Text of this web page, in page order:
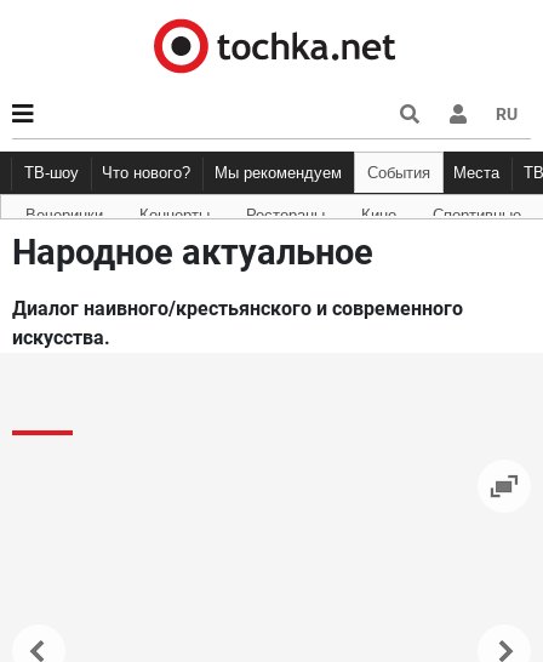
RU
ТВ-шоу Что нового?
Новости афиши Рецензии Куда пойти Точка
Мы рекомендуем События Места
Вечеринки Концерты Рестораны Кино Спортивные
Народное актуальное
Диалог наивного/крестьянского и современного
искусства.